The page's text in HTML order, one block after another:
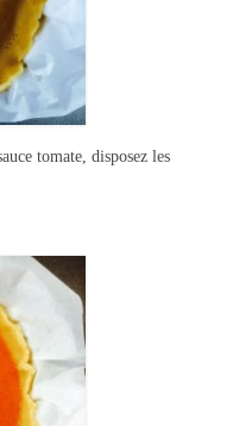
tomate, disposez les